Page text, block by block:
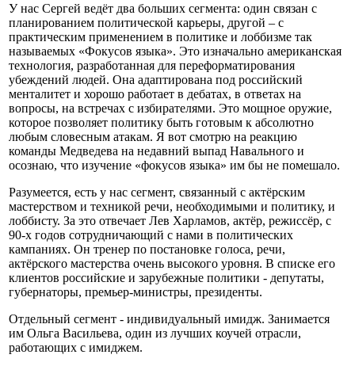
У нас Сергей ведёт два больших сегмента: один связан с
планированием политической карьеры, другой – с
практическим применением в политике и лоббизме так
называемых «Фокусов языка». Это изначально американская
технология, разработанная для переформатирования
убеждений людей. Она адаптирована под российский
менталитет и хорошо работает в дебатах, в ответах на
вопросы, на встречах с избирателями. Это мощное оружие,
которое позволяет политику быть готовым к абсолютно
любым словесным атакам. Я вот смотрю на реакцию
команды Медведева на недавний выпад Навального и
осознаю, что изучение «фокусов языка» им бы не помешало.
Разумеется, есть у нас сегмент, связанный с актёрским
мастерством и техникой речи, необходимыми и политику, и
лоббисту. За это отвечает Лев Харламов, актёр, режиссёр, с
90-х годов сотрудничающий с нами в политических
кампаниях. Он тренер по постановке голоса, речи,
актёрского мастерства очень высокого уровня. В списке его
клиентов российские и зарубежные политики - депутаты,
губернаторы, премьер-министры, президенты.
Отдельный сегмент - индивидуальный имидж. Занимается
им Ольга Васильева, один из лучших коучей отрасли,
работающих с имиджем.